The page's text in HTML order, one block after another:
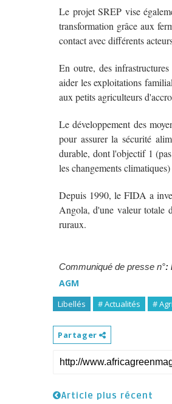
Le projet SREP vise
transformation grâce aux
contact avec différents
En outre, des
aider les exploitations
aux petits agriculteurs
Le développement des
pour assurer la sécurité
durable, dont l'objectif 1
les changements
Depuis 1990, le FIDA a
Angola, d'une valeur totale
ruraux.
Communiqué de presse n°:
AGM
Libellés # Actualités #
Partager
Article plus récent